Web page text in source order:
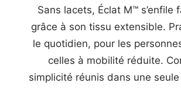
Sans lacets, Éclat M™ s’enfile
grâce à son tissu extensible.
le quotidien, pour les
celles à mobilité réduite.
simplicité réunis dans une